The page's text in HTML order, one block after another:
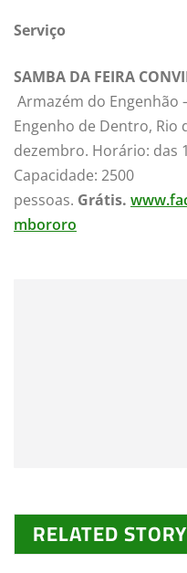
Serviço
SAMBA DA FEIRA
Armazém do Engenhão
Engenho de Dentro, Rio
dezembro. Horário: das
Capacidade: 2500
pessoas. Grátis.
mbororo
RELATED STORY